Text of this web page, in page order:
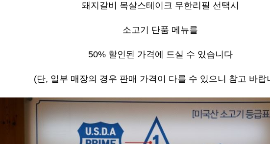
돼지갈비 목살스테이크 무한리필 선택시
소고기 단품 메뉴를
50% 할인된 가격에 드실 수 있습니다
(단, 일부 매장의 경우 판매 가격이 다를 수 있으니 참고 바랍